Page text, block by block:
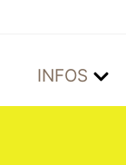
INFOS